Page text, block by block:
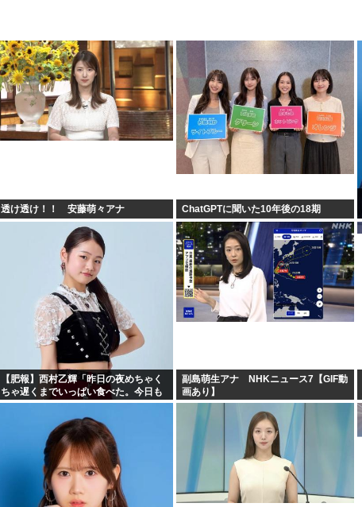
透け透け！！ 安藤萌々アナ ChatGPTに聞いた10年後の18期
【肥報】西村乙輝「昨日の夜めちゃく
ちゃ遅くまでいっぱい食べた。今日も
いっぱい食べてやる」
副島萌生アナ NHKニュース7【GIF動
画あり】